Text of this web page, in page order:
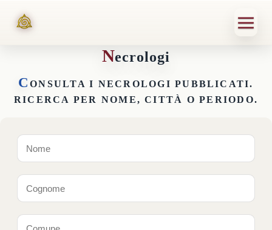
Necrologi
C ONSULTA I NECROLOGI PUBBLICATI.
RICERCA PER NOME, CITTÀ O PERIODO.